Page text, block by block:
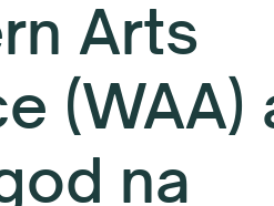
Arts
(WAA)
na